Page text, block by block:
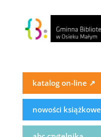
katalog on-line ↗
nowości książkowe